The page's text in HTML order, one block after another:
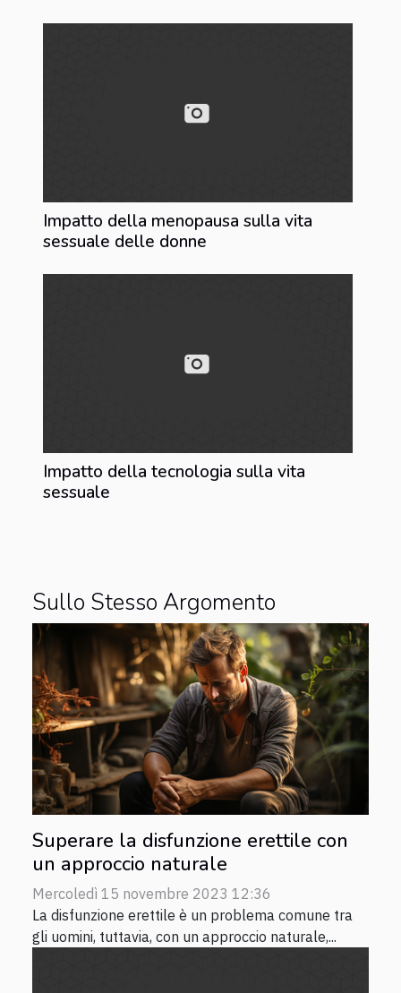
Impatto della menopausa sulla vita
sessuale delle donne
Impatto della tecnologia sulla vita
sessuale
Sullo Stesso Argomento
Superare la disfunzione erettile con
un approccio naturale
Mercoledì 15 novembre 2023 12:36
La disfunzione erettile è un problema comune tra
gli uomini, tuttavia, con un approccio naturale,...